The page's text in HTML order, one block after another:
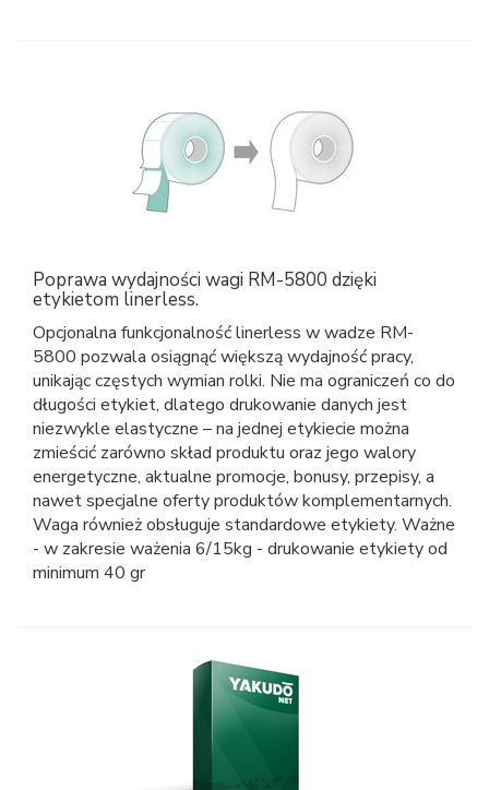
Poprawa wydajności wagi RM-5800 dzięki
etykietom linerless.
Opcjonalna funkcjonalność linerless w wadze RM-
5800 pozwala osiągnąć większą wydajność pracy,
unikając częstych wymian rolki. Nie ma ograniczeń co do
długości etykiet, dlatego drukowanie danych jest
niezwykle elastyczne – na jednej etykiecie można
zmieścić zarówno skład produktu oraz jego walory
energetyczne, aktualne promocje, bonusy, przepisy, a
nawet specjalne oferty produktów komplementarnych.
Waga również obsługuje standardowe etykiety. Ważne
- w zakresie ważenia 6/15kg - drukowanie etykiety od
minimum 40 gr